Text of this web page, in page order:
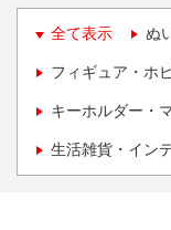
全て表示 ぬ
フィギュア・ホ
キーホルダー・
生活雑貨・イン